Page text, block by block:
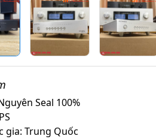
Seal 100%
gia: Trung Quốc